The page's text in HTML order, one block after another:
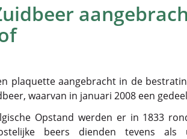
plaquette aangebracht in de
waarvan in januari 2008 een
Opstand werden er in 1833
beers dienden tevens als